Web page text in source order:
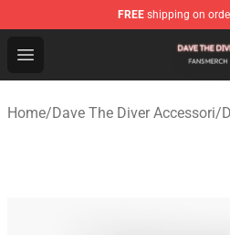
FREE shipping on
Open menu
Dave The Diver Shop -
Home/Dave The Diver Accessori/